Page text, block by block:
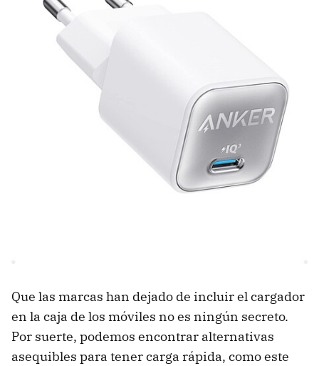
Que las marcas han dejado de incluir el cargador
en la caja de los móviles no es ningún secreto.
Por suerte, podemos encontrar alternativas
asequibles para tener carga rápida, como este